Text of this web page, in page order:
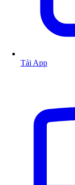
Tải App